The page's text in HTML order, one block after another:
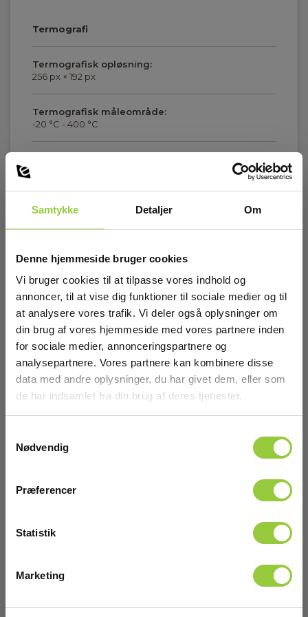
Samtykke Detaljer Om
Denne hjemmeside bruger cookies
Vi bruger cookies til at tilpasse vores indhold og
annoncer, til at vise dig funktioner til sociale medier og til
at analysere vores trafik. Vi deler også oplysninger om
din brug af vores hjemmeside med vores partnere inden
for sociale medier, annonceringspartnere og
analysepartnere. Vores partnere kan kombinere disse
data med andre oplysninger, du har givet dem, eller som
de har indsamlet fra din brug af deres tjenester.
Nødvendig
Præferencer
Statistik
Marketing
Termografi
Termografisk opløsning:
256 px × 192 px
Termografisk måleområde:
-20 °C - 400 °C
FOV:
50 ° × 37 °
IFOV:
3.43 °
IR-område:
8 μm - 14 μm
Optisk fokus:
Fixed
Nærfokus:
Digital zoom:
Level/span:
Billedtilstand:
Download
Brochurer
Elma_Brochure_HIK_HIKPocket2__EN.pdf
Elma_Datasheet_HIK_Pocket2_EN.pdf
Declaration of Conformity
Elma_Certificate_HIKMICRO_HIK_Pocket_2_DOC_EN.PDF
Elma_DoC_Hikmicro_Pocket2_EN.pdf
Elma_Manual_HIK_HIKPocket2__EN.pdf
Manualer
Elma_Manual_HIK_HIKPocket2_QuickGuide_EN.pdf
Manualer